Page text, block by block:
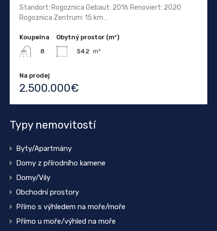
Standort: Rogoznica Gebaut: 2016 Renoviert: 2020
Rogoznica Zentrum: 15 km…
Koupelna
8
Obytný prostor (m²)
542 m²
Na prodej
2.500.000€
Typy nemovitostí
Byty/Apartmány
Domy z přírodního kamene
Domy/Vily
Obchodní prostory
Přímo s výhledem na moře/moře
Přímo u moře/výhled na moře